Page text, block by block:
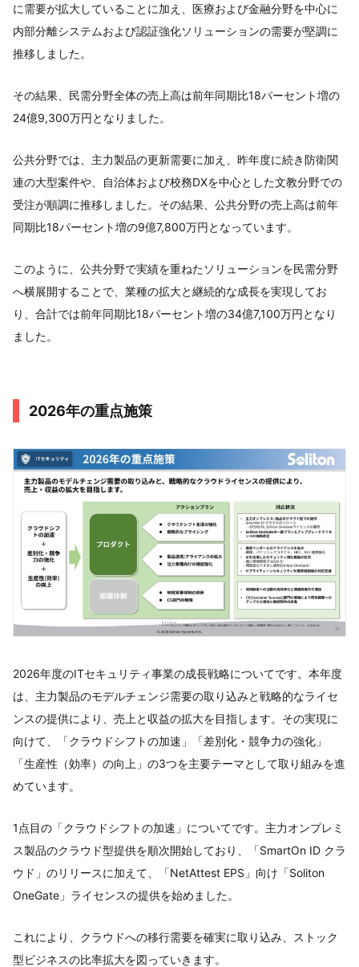
に需要が拡大していることに加え、医療および金融分野を中心に
内部分離システムおよび認証強化ソリューションの需要が堅調に
推移しました。
その結果、民需分野全体の売上高は前年同期比18パーセント増の
24億9,300万円となりました。
公共分野では、主力製品の更新需要に加え、昨年度に続き防衛関
連の大型案件や、自治体および校務DXを中心とした文教分野での
受注が順調に推移しました。その結果、公共分野の売上高は前年
同期比18パーセント増の9億7,800万円となっています。
このように、公共分野で実績を重ねたソリューションを民需分野
へ横展開することで、業種の拡大と継続的な成長を実現してお
り、合計では前年同期比18パーセント増の34億7,100万円となり
ました。
2026年の重点施策
2026年度のITセキュリティ事業の成長戦略についてです。本年度
は、主力製品のモデルチェンジ需要の取り込みと戦略的なライセ
ンスの提供により、売上と収益の拡大を目指します。その実現に
向けて、「クラウドシフトの加速」「差別化・競争力の強化」
「生産性（効率）の向上」の3つを主要テーマとして取り組みを進
めています。
1点目の「クラウドシフトの加速」についてです。主力オンプレミ
ス製品のクラウド型提供を順次開始しており、「SmartOn ID クラ
ウド」のリリースに加えて、「NetAttest EPS」向け「Soliton
OneGate」ライセンスの提供を始めました。
これにより、クラウドへの移行需要を確実に取り込み、ストック
型ビジネスの比率拡大を図っていきます。